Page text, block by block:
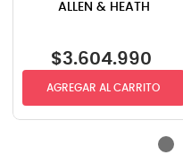
Dante
ALLEN & HEATH
$3.604.990
AGREGAR AL CARRITO